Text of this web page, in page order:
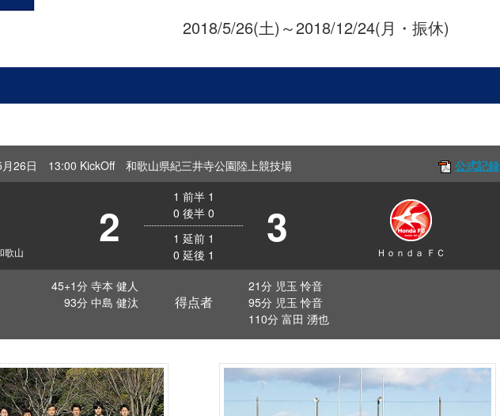
2018/5/26(土)～2018/12/24(月・振休)
月26日 13:00 KickOff 和歌山県紀三井寺公園陸上競技場 公式記録
歌山 2
1 前半 1
0 後半 0
1 延前 1
0 延後 1
3 Ｈｏｎｄａ ＦＣ
45+1分 寺本 健人
93分 中島 健汰
得点者
21分 児玉 怜音
95分 児玉 怜音
110分 富田 湧也